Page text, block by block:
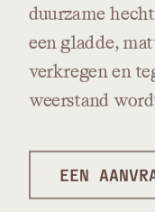
duurzame
een gladde,
verkregen en
weerstand
EEN